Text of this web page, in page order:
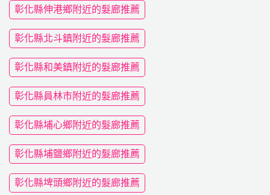
彰化縣伸港鄉附近的髮廊推薦
彰化縣北斗鎮附近的髮廊推薦
彰化縣和美鎮附近的髮廊推薦
彰化縣員林市附近的髮廊推薦
彰化縣埔心鄉附近的髮廊推薦
彰化縣埔鹽鄉附近的髮廊推薦
彰化縣埤頭鄉附近的髮廊推薦